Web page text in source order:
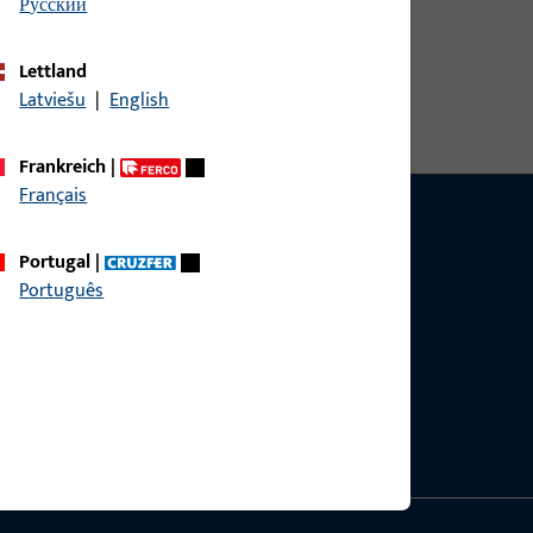
Lettland
Latviešu | English
Frankreich|
Français
Portugal|
Português